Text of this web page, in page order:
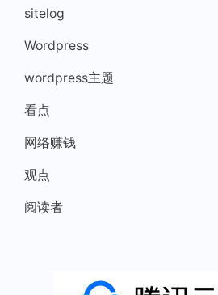
sitelog
Wordpress
wordpress主题
看点
网络赚钱
观点
阅读者